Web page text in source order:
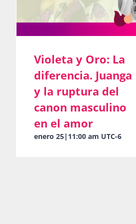
Violeta y Oro: La
diferencia. Juanga
y la ruptura del
canon masculino
en el amor
enero 25|11:00 am UTC-6